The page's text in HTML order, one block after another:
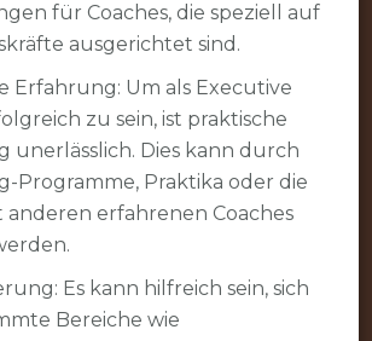
für Coaches, die speziell auf
ausgerichtet sind.
Erfahrung: Um als Executive
zu sein, ist praktische
unerlässlich. Dies kann durch
Programme, Praktika oder die
anderen erfahrenen Coaches
Es kann hilfreich sein, sich
Bereiche wie